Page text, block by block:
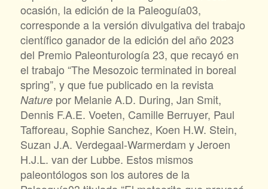
ocasión, la edición de la Paleoguía03,
corresponde a la versión divulgativa del trabajo
científico ganador de la edición del año 2023
del Premio Paleonturología 23, que recayó en
el trabajo “The Mesozoic terminated in boreal
spring”, y que fue publicado en la revista
Naturepor Melanie A.D. During, Jan Smit,
Dennis F.A.E. Voeten, Camille Berruyer, Paul
Tafforeau, Sophie Sanchez, Koen H.W. Stein,
Suzan J.A. Verdegaal-Warmerdam y Jeroen
H.J.L. van der Lubbe. Estos mismos
paleontólogos son los autores de la